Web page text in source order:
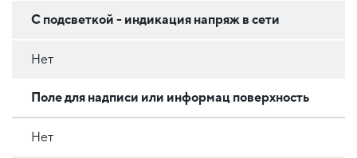
С подсветкой - индикация напряж в сети
Нет
Поле для надписи или информац поверхность
Нет